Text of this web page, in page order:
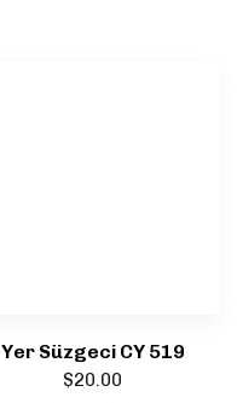
Yer Süzgeci CY 519
$20.00